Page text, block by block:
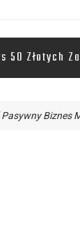
50 Złotych
Pasywny Biznes